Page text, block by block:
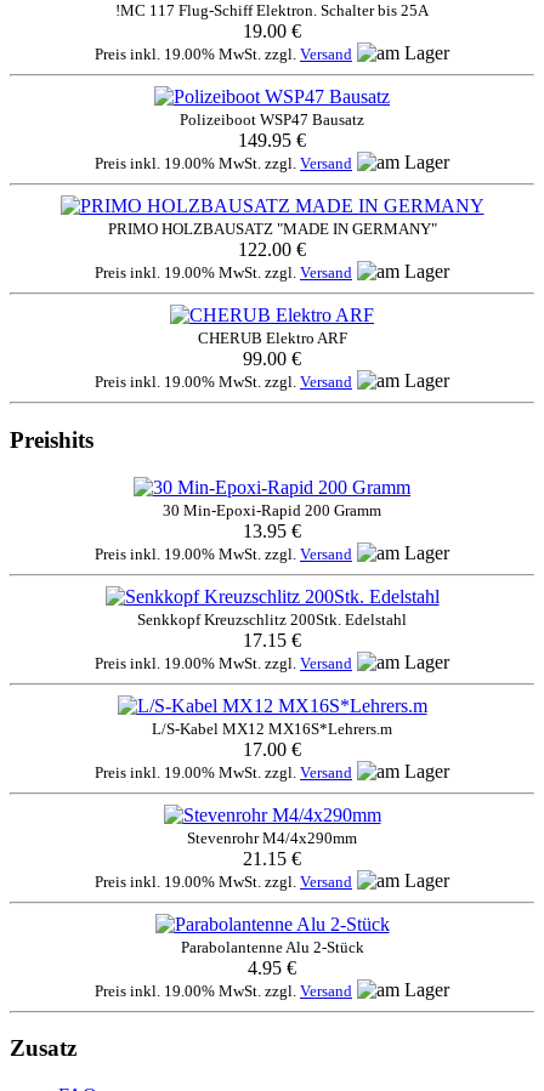
!MC 117 Flug-Schiff Elektron. Schalter bis 25A
19.00 €
Preis inkl. 19.00% MwSt. zzgl. Versand
Polizeiboot WSP47 Bausatz
149.95 €
Preis inkl. 19.00% MwSt. zzgl. Versand
PRIMO HOLZBAUSATZ "MADE IN GERMANY"
122.00 €
Preis inkl. 19.00% MwSt. zzgl. Versand
CHERUB Elektro ARF
99.00 €
Preis inkl. 19.00% MwSt. zzgl. Versand
Preishits
30 Min-Epoxi-Rapid 200 Gramm
13.95 €
Preis inkl. 19.00% MwSt. zzgl. Versand
Senkkopf Kreuzschlitz 200Stk. Edelstahl
17.15 €
Preis inkl. 19.00% MwSt. zzgl. Versand
L/S-Kabel MX12 MX16S*Lehrers.m
17.00 €
Preis inkl. 19.00% MwSt. zzgl. Versand
Stevenrohr M4/4x290mm
21.15 €
Preis inkl. 19.00% MwSt. zzgl. Versand
Parabolantenne Alu 2-Stück
4.95 €
Preis inkl. 19.00% MwSt. zzgl. Versand
Zusatz